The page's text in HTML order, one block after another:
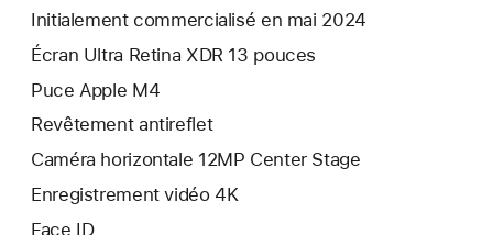
Initialement commercialisé en mai 2024
Écran Ultra Retina XDR 13 pouces
Puce Apple M4
Revêtement antireflet
Caméra horizontale 12MP Center Stage
Enregistrement vidéo 4K
Face ID